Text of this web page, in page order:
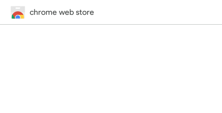
chrome web store